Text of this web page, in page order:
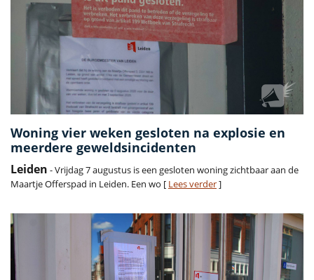
Woning vier weken gesloten na explosie en
meerdere geweldsincidenten
Leiden - Vrijdag 7 augustus is een gesloten woning zichtbaar aan de
Maartje Offerspad in Leiden. Een wo [ Lees verder]